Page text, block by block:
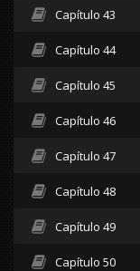
Capítulo 43
Capítulo 44
Capítulo 45
Capítulo 46
Capítulo 47
Capítulo 48
Capítulo 49
Capítulo 50